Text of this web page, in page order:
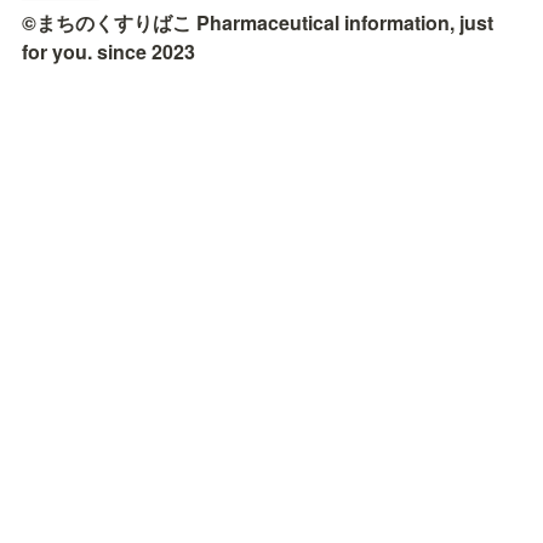
©まちのくすりばこ Pharmaceutical information, just
for you. since 2023